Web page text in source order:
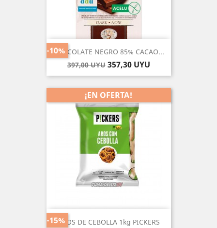
CHOCOLATE NEGRO 85% CACAO...
Precio
base
397,00 UYU
-10%
Precio
357,30 UYU
AROS DE CEBOLLA 1kg PICKERS
-15%
¡EN OFERTA!